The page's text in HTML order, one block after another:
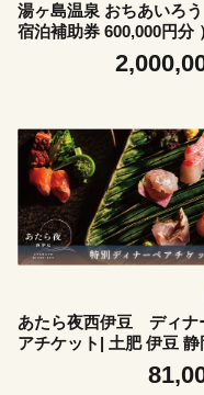
湯ヶ島温泉 おちあいろ
宿泊補助券 600,000円分
静岡県 伊豆市 温泉 温泉
泊券 宿泊 旅行 旅行クー
温泉宿 温泉旅館 宿 高級
贅沢 特別 記念 お祝い
ととのう 食事 付 会席料
天風呂 露天 貸切 洞窟風
窟 文豪 | 200-003
あたら夜西伊豆 ディナ
アチケット| 土肥 伊豆 静
チケット ふるさと納税